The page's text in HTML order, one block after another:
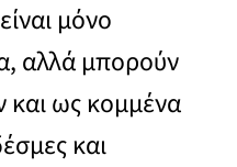
μόνο
αλλά μπορούν
και ως κομμένα
και